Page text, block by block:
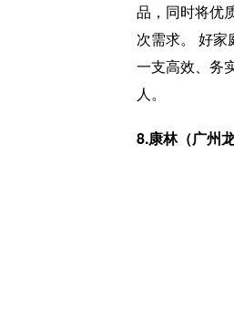
品，同时将优
次需求。 好家
一支高效、务
人。
8.康林（广州